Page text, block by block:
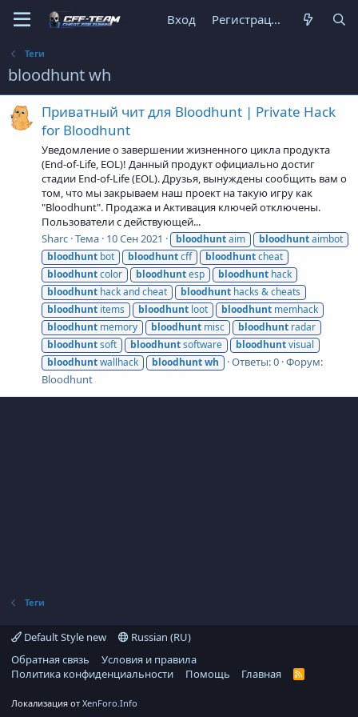
Вход Регистрация
Теги
bloodhunt wh
Приватный чит для Bloodhunt | Private Hack
for Bloodhunt
Уведомление о завершении жизненного цикла продукта
(End-of-Life, EOL)! Данный продукт официально достиг
стадии End-of-Life (EOL). Друзья, вынуждены сообщить вам о
том, что мы закрываем наш проект на такую игру как
"Bloodhunt". Продажа и Активация ключей отключены.
Пользователи с действующей...
Sharc Тема 10 Сен 2021 bloodhuntaim bloodhuntaimbot
bloodhunt bot bloodhuntcff bloodhuntcheat
bloodhuntcolor bloodhuntesp bloodhunt hack
bloodhunt hack and cheat bloodhunt hacks & cheats
bloodhunt items bloodhunt loot bloodhunt memhack
bloodhunt memory bloodhunt misc bloodhunt radar
bloodhuntsoft bloodhuntsoftware bloodhuntvisual
bloodhuntwallhack bloodhuntwh Ответы: 0 Форум:
Bloodhunt
Теги
Default Style new
Russian (RU)
Обратная связь
Условия и правила
Политика конфиденциальности
Помощь Главная
R
Локализация от XenForo.Info